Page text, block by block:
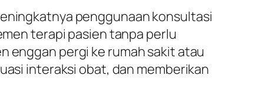
penggunaan konsultasi
terapi pasien tanpa perlu
enggan pergi ke rumah sakit atau
interaksi obat, dan memberikan